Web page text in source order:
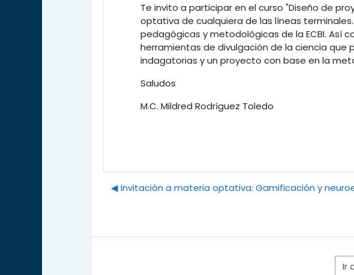
Te invito a participar en el curso "Diseño de
optativa de cualquiera de las líneas
pedagógicas y metodológicas de la ECBI. Así
herramientas de divulgación de la ciencia que
indagatorias y un proyecto con base en la
Saludos
M.C. Mildred Rodríguez Toledo
◀︎ Invitación a materia optativa: Gamificación y
Ir a...